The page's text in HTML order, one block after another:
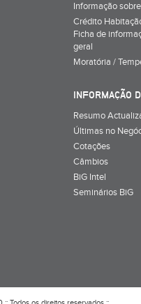
Informação
Crédito
Ficha de
geral
Moratória /
INFORMAÇÃO
Resumo
Últimas no
Cotações
Câmbios
BiG Intel
Seminários BiG